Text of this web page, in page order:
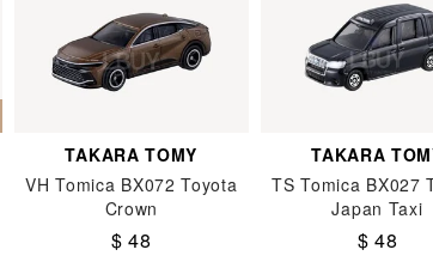
TAKARA TOMY
VH Tomica BX072 Toyota
Crown
$ 48
TAKARA
TS Tomica BX027
Japan Taxi
$ 48